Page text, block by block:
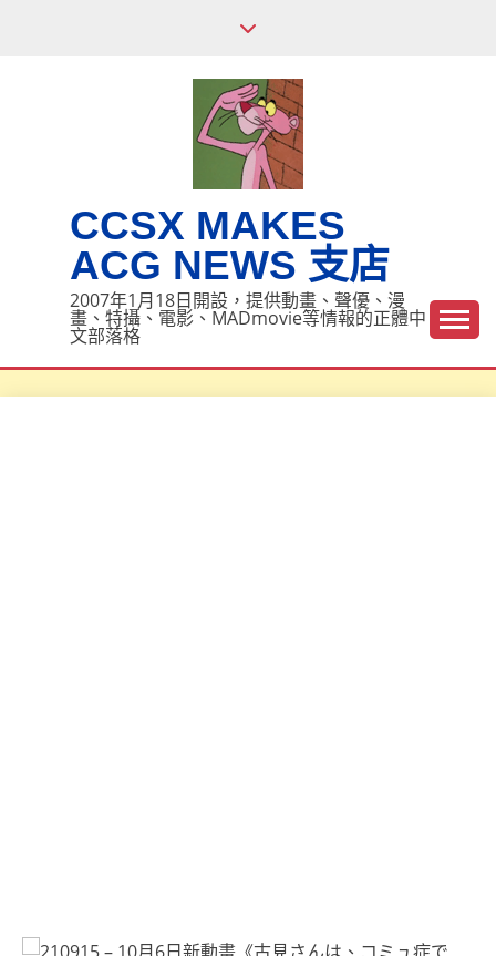
CCSX MAKES
ACG NEWS 支店
2007年1月18日開設，提供動畫、聲優、漫
畫、特攝、電影、MADmovie等情報的正體中
文部落格